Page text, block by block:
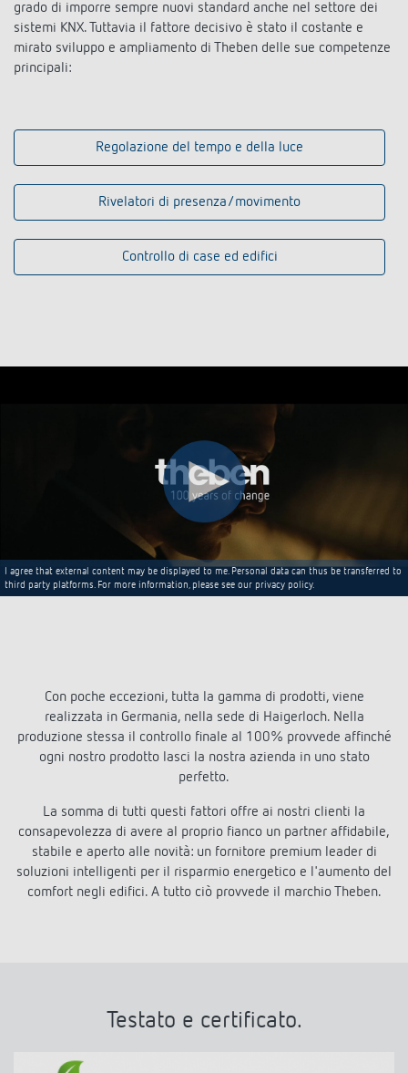
grado di imporre sempre nuovi standard anche nel settore dei
sistemi KNX. Tuttavia il fattore decisivo è stato il costante e
mirato sviluppo e ampliamento di Theben delle sue competenze
principali:
Regolazione del tempo e della luce
Rivelatori di presenza/movimento
Controllo di case ed edifici
I agree that external content may be displayed to me. Personal data can thus be transferred to
third party platforms. For more information, please see our privacy policy.
Con poche eccezioni, tutta la gamma di prodotti, viene
realizzata in Germania, nella sede di Haigerloch. Nella
produzione stessa il controllo finale al 100% provvede affinché
ogni nostro prodotto lasci la nostra azienda in uno stato
perfetto.
La somma di tutti questi fattori offre ai nostri clienti la
consapevolezza di avere al proprio fianco un partner affidabile,
stabile e aperto alle novità: un fornitore premium leader di
soluzioni intelligenti per il risparmio energetico e l'aumento del
comfort negli edifici. A tutto ciò provvede il marchio Theben.
Testato e certificato.